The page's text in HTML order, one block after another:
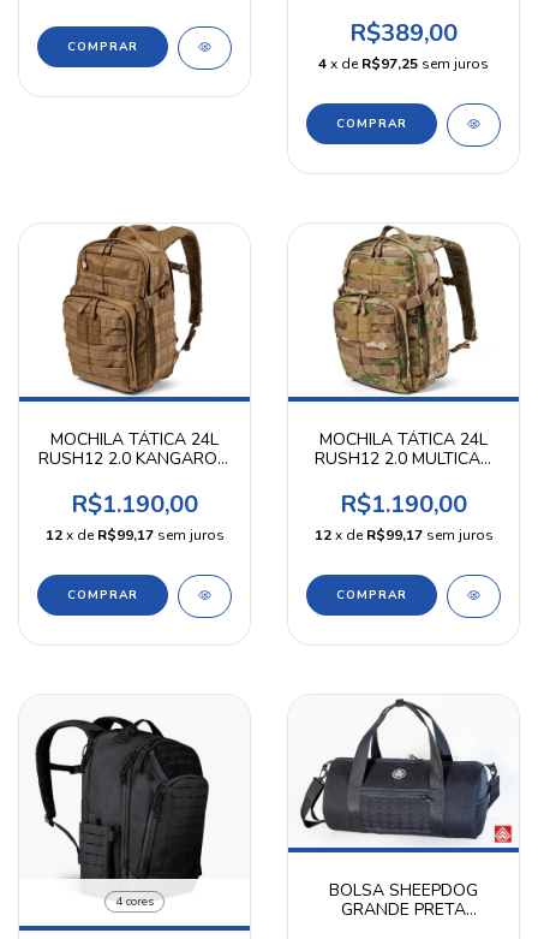
R$389,00
4x deR$97,25 sem juros
MOCHILA TÁTICA 24L
RUSH12 2.0 KANGAROO
R$1.190,00
12 x deR$99,17 sem juros
MOCHILA TÁTICA 24L
RUSH12 2.0 MULTICAM
R$1.190,00
12 x deR$99,17 sem juros
4 cores
BOLSA SHEEPDOG
GRANDE PRETA